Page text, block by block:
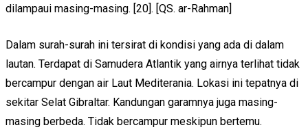
dilampaui masing-masing. [20]. [QS. ar-Rahman]
Dalam surah-surah ini tersirat di kondisi yang ada di dalam
lautan. Terdapat di Samudera Atlantik yang airnya terlihat tidak
bercampur dengan air Laut Mediterania. Lokasi ini tepatnya di
sekitar Selat Gibraltar. Kandungan garamnya juga masing-
masing berbeda. Tidak bercampur meskipun bertemu.